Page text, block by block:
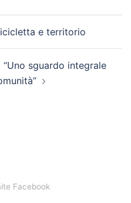
e territorio
sguardo integrale
Facebook